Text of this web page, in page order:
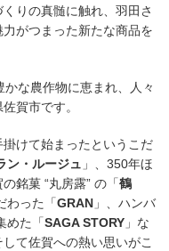
りの真髄に触れ、羽田さ
がつまった新たな商品を
な農作物に恵まれ、人々
賀市です。
けて始まったというこだ
ン・ルージュ 」、350年ほ
銘菓 “丸房露” の「鶴
わった「GRAN 」、ハンバ
めた「SAGA STORY 」な
て佐賀への熱い思いがこ